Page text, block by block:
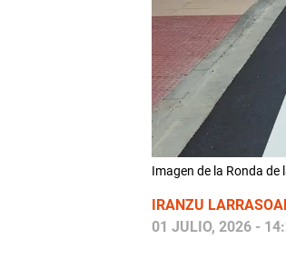
Imagen de la Ronda de
IRANZU
01 JULIO, 2026 -